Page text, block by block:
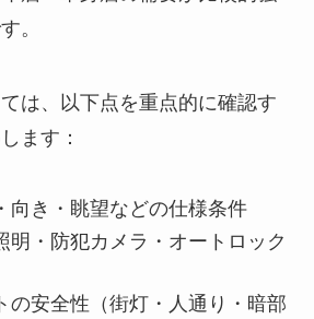
。
は、以下点を重点的に確認す
ます：
向き・眺望などの仕様条件
明・防犯カメラ・オートロック
の安全性（街灯・人通り・暗部